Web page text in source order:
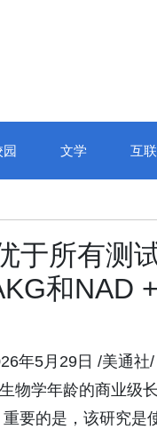
园 文学 互
于所有测
和NAD
年5月29日 /美通
物学年龄的商业级
要的是，该研究